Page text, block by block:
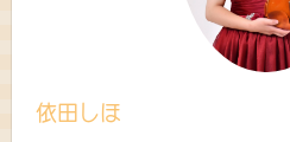
依田しほ